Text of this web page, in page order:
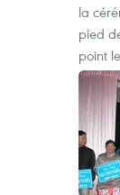
la
pied
point